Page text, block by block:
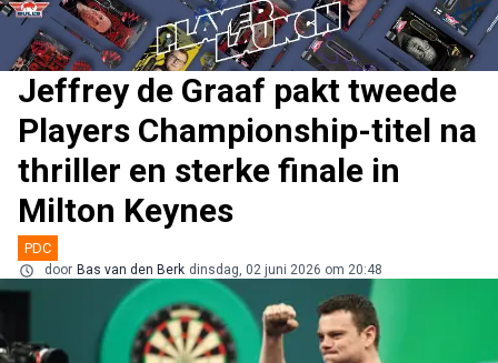
Jeffrey de Graaf pakt tweede
Players Championship-titel na
thriller en sterke finale in
Milton Keynes
PDC
door Bas van den Berk dinsdag, 02 juni 2026 om 20:48